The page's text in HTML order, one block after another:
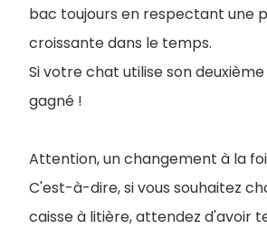
bac toujours en respectant une
croissante dans le temps.
Si votre chat utilise son
gagné !
Attention, un changement à la
C'est-à-dire, si vous souhaitez
caisse à litière, attendez d'avoir